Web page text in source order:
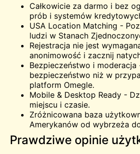
Całkowicie za darmo i bez
prób i systemów
USA Location Matching -
ludzi w Stanach
Rejestracja nie jest
anonimowość i zacznij
Bezpieczeństwo i moderacja
bezpieczeństwo niż w
platform Omegle.
Mobile & Desktop Ready -
miejscu i czasie.
Zróżnicowana baza
Amerykanów od wybrzeża
Prawdziwe opinie